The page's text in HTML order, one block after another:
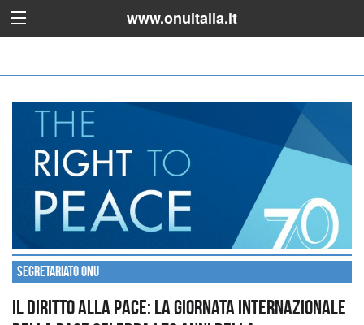
www.onuitalia.it
Segretariato ONU
Il diritto alla pace: la Giornata internazionale